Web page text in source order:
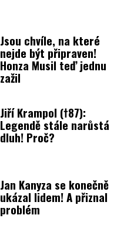
Jsou chvíle, na které
nejde být připraven!
Honza Musil teď jednu
zažil
Jiří Krampol (†87):
Legendě stále narůstá
dluh! Proč?
Jan Kanyza se konečně
ukázal lidem! A přiznal
problém